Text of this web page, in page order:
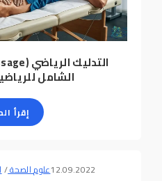
الشامل
إقرأ
12.09.2022علوم الصحة/